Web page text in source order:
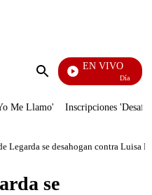
Enviar
EN VIVO
Día A Día
Me Llamo' Inscripciones
Legarda se desahogan contra Luisa
se